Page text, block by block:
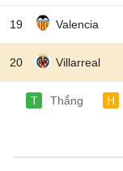
19 Valencia
20 Villarreal
T Thắng H